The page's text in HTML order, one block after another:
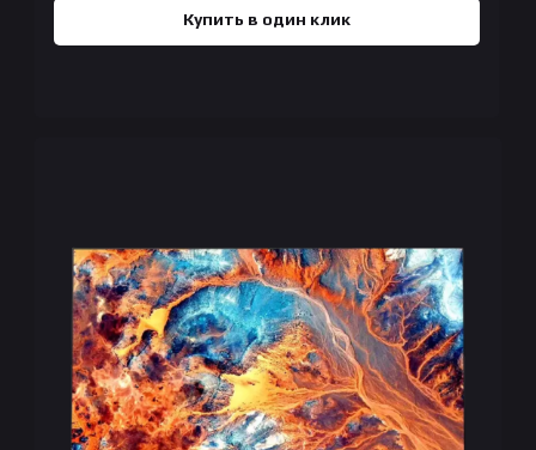
Купить в один клик